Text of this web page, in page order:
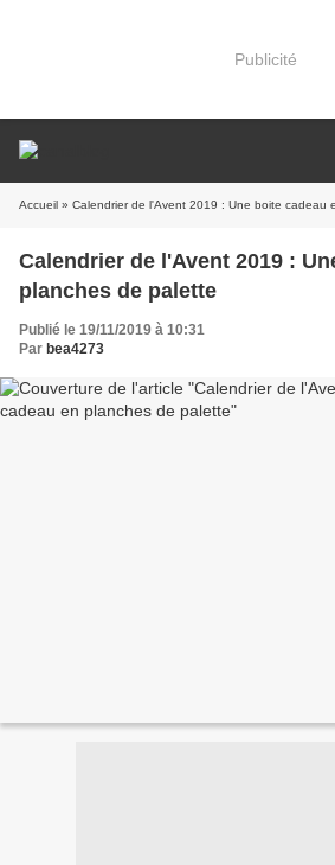
Publicité
Accueil » Calendrier de l'Avent 2019 : Une boite cadeau
Calendrier de l'Avent 2019 :
planches de palette
Publié le 19/11/2019 à 10:31
Par bea4273